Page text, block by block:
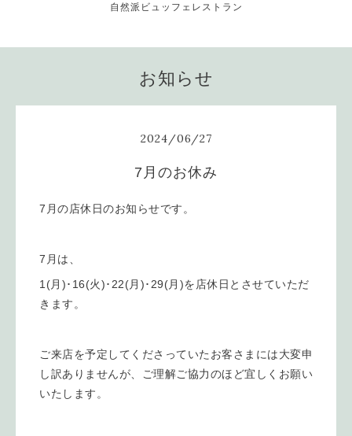
自然派ビュッフェレストラン
お知らせ
2024/06/27
7月のお休み
7月の店休日のお知らせです。
7月は、
1(月)･16(火)･22(月)･29(月)を店休日とさせていただ
きます。
ご来店を予定してくださっていたお客さまには大変申
し訳ありませんが、ご理解ご協力のほど宜しくお願い
いたします。